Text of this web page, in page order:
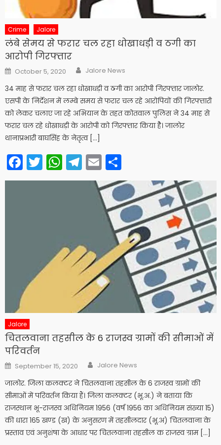
Crime Jalore
लंबे सेमय से फरार चल रहा धोखाधड़ी व ठगी का
आरोपी गिरफ्तार
Posted
on
October 5, 2020 Author
Jalore News
34 माह से फरार चल रहा धोखाधड़ी व ठगी का आरोपी गिरफ्तार जालोर.
एसपी के निर्देशन में लम्बे समय से फरार चल रहे आरोपियों की गिरफ्तारी
को लेकर चलाए जा रहे अभियान के तहत कोतवाल पुलिस ने 34 माह से
फरार चल रहे धोखाधड़ी के आरोपी को गिरफ्तार किया हैै। जालोर
थानाप्रभारी बाघसिंह के नेतृत्व […]
Facebook
Twitter
WhatsApp
Telegram
Email
Jalore
चितलवाना तहसील के 6 राजस्व ग्रामों की सीमाओं में
परिवर्तन
Posted
on
September 15, 2020 Author
Jalore News
जालोर. जिला कलक्टर ने चितलवाना तहसील के 6 राजस्व ग्रामों की
सीमाओं में परिवर्तन किया हैं। जिला कलक्टर (भू.अ.) ने बताया कि
राजस्थान भू-राजस्व अधिनियम 1956 (वर्ष 1956 का अधिनियम संख्या 15)
की धारा 165 खण्ड (ख) के अनुसरण में तहसीलदार (भू.अ) चितलवाना के
प्रस्ताव एवं अनुशंषा के आधार पर चितलवाना तहसील क राजस्व ग्राम […]